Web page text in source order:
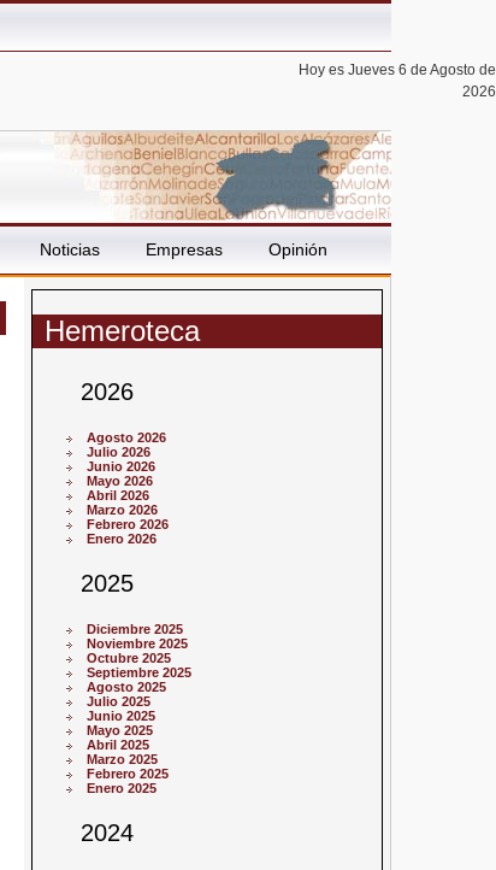
Hoy es Jueves 6 de Agosto de
2026
Noticias Empresas Opinión
Hemeroteca
2026
Agosto 2026
Julio 2026
Junio 2026
Mayo 2026
Abril 2026
Marzo 2026
Febrero 2026
Enero 2026
2025
Diciembre 2025
Noviembre 2025
Octubre 2025
Septiembre 2025
Agosto 2025
Julio 2025
Junio 2025
Mayo 2025
Abril 2025
Marzo 2025
Febrero 2025
Enero 2025
2024